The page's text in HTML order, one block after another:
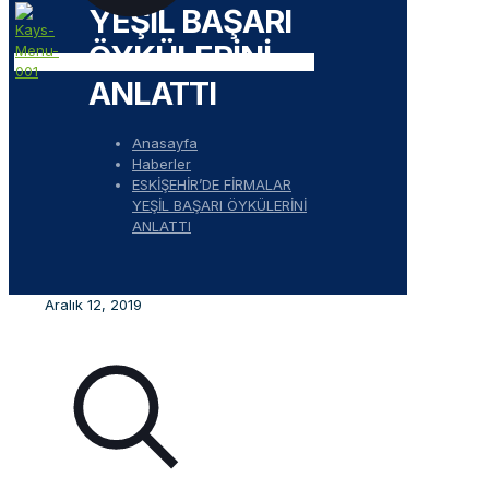
YEŞİL BAŞARI
ÖYKÜLERİNİ
ANLATTI
Anasayfa
Haberler
ESKİŞEHİR’DE FİRMALAR
YEŞİL BAŞARI ÖYKÜLERİNİ
ANLATTI
Aralık 12, 2019